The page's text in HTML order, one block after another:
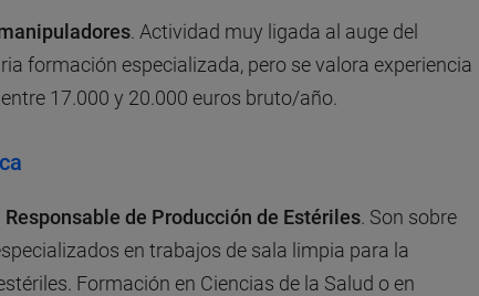
. Actividad muy ligada al auge del
formación especializada, pero se valora experiencia
17.000 y 20.000 euros bruto/año.
Responsable de Producción de Estériles. Son sobre
en trabajos de sala limpia para la
Formación en Ciencias de la Salud o en